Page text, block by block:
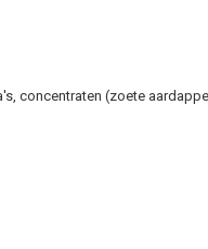
concentraten (zoete